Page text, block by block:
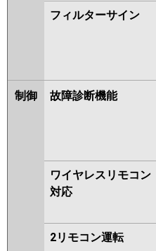
フィルターサイン
制御 故障診断機能
ワイヤレスリモコン
対応
2リモコン運転